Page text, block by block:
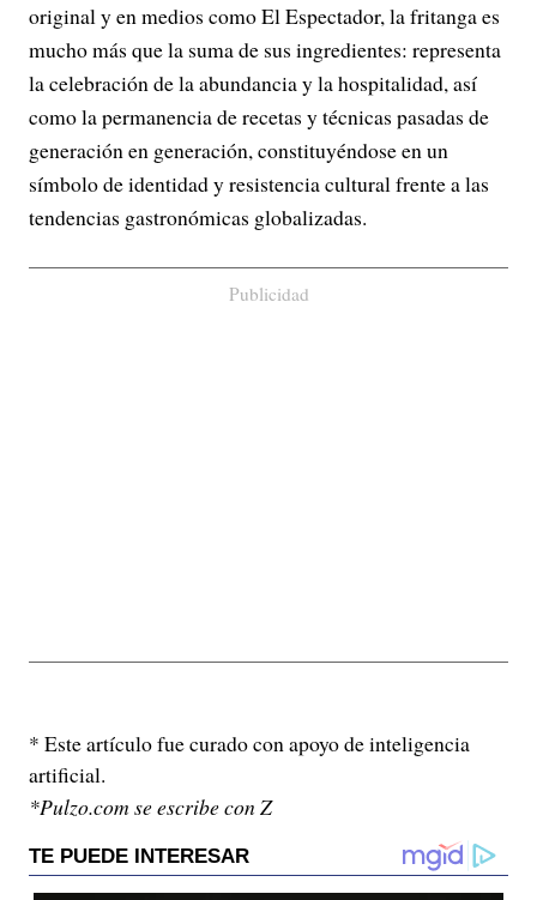
original y en medios como El Espectador, la fritanga es
mucho más que la suma de sus ingredientes: representa
la celebración de la abundancia y la hospitalidad, así
como la permanencia de recetas y técnicas pasadas de
generación en generación, constituyéndose en un
símbolo de identidad y resistencia cultural frente a las
tendencias gastronómicas globalizadas.
Publicidad
* Este artículo fue curado con apoyo de inteligencia
artificial.
*Pulzo.com se escribe con Z